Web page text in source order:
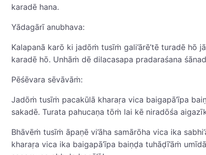
karadē hana.
Yādagārī anubhava:
Kalapanā karō ki jadōṁ tusīṁ gali’ārē’tē turadē
karadē hō. Unhāṁ dē dilacasapa pradaraśana
Pēśēvara sēvāvāṁ:
Jadōṁ tusīṁ pacakūlā kharaṛa vica baigapā’īpa
sakadē. Turata pahucaṇa tōṁ lai kē niradōśa
Bhāvēṁ tusīṁ āpaṇē vi’āha samārōha vica ika
kharaṛa vica ika baigapā’īpa baiṇḍa tuhāḍī’āṁ